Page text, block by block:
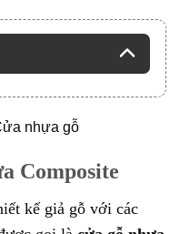
nhựa gỗ
Composite
kế giả gỗ với các